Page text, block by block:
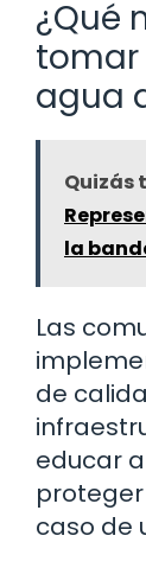
¿Qué
tomar
agua
Quizás
la
Las
de
educar
caso de